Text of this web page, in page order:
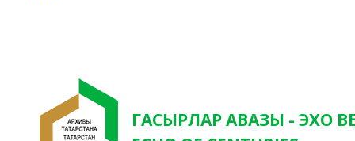
ГАСЫРЛАР АВАЗЫ - ЭХО